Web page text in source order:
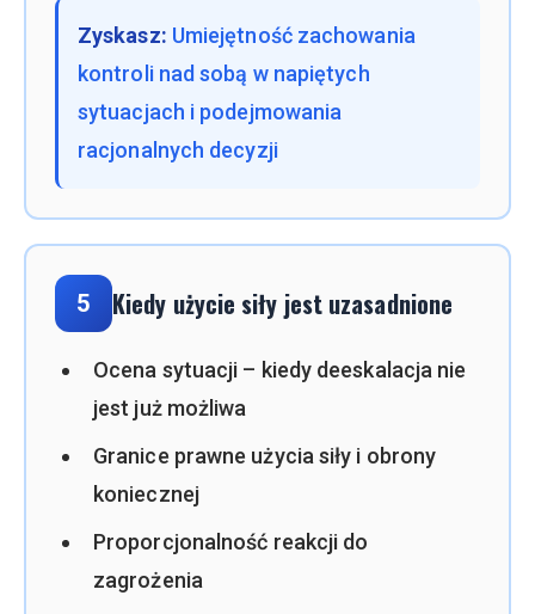
Zyskasz: Umiejętność zachowania
kontroli nad sobą w napiętych
sytuacjach i podejmowania
racjonalnych decyzji
5 Kiedy użycie siły jest uzasadnione
Ocena sytuacji – kiedy deeskalacja nie
jest już możliwa
Granice prawne użycia siły i obrony
koniecznej
Proporcjonalność reakcji do
zagrożenia